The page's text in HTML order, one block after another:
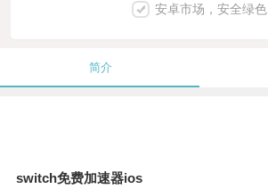
安卓市场，安全绿色
简介
switch免费加速器ios